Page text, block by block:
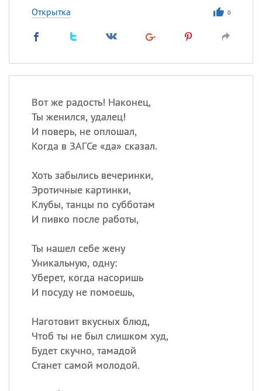
Открытка 0
Вот же радость! Наконец,
Ты женился, удалец!
И поверь, не оплошал,
Когда в ЗАГСе «да» сказал.
Хоть забылись вечеринки,
Эротичные картинки,
Клубы, танцы по субботам
И пивко после работы,
Ты нашел себе жену
Уникальную, одну:
Уберет, когда насоришь
И посуду не помоешь,
Наготовит вкусных блюд,
Чтоб ты не был слишком худ,
Будет скучно, тамадой
Станет самой молодой.